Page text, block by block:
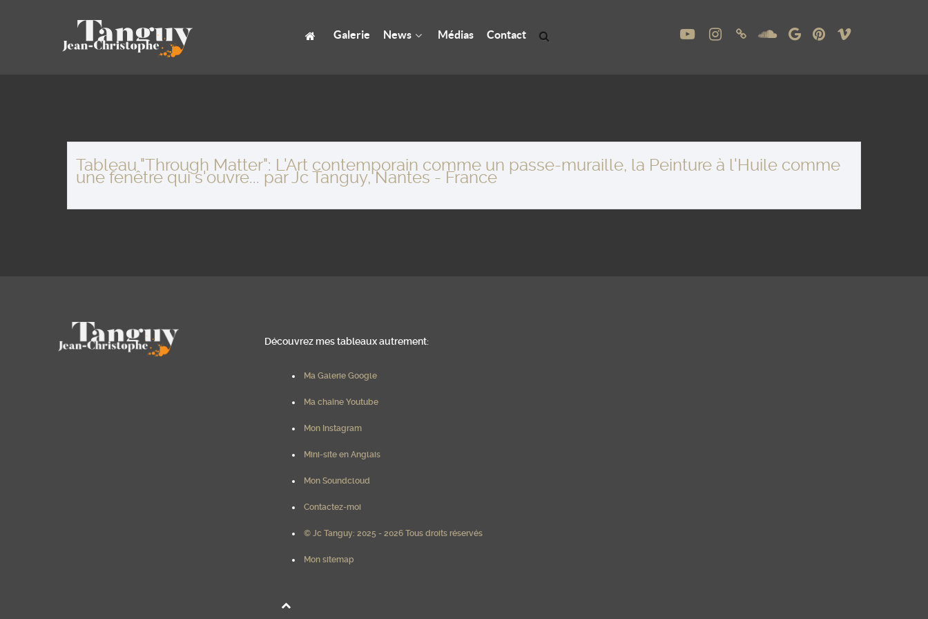
Galerie News Médias Contact
Tableau "Through Matter": L'Art contemporain comme un passe-muraille, la Peinture à l'Huile comme
une fenêtre qui s'ouvre... par Jc Tanguy, Nantes - France
Découvrez mes tableaux autrement:
Ma Galerie Google
Ma chaîne Youtube
Mon Instagram
Mini-site en Anglais
Mon Soundcloud
Contactez-moi
© Jc Tanguy: 2025 - 2026 Tous droits réservés
Mon sitemap